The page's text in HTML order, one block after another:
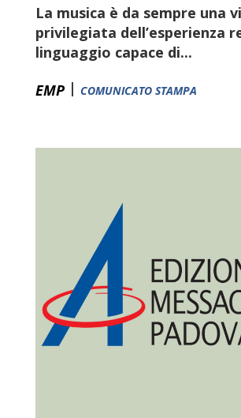
La musica è da sempre una
privilegiata dell’esperienza
linguaggio capace di...
EMP | COMUNICATO STAMPA